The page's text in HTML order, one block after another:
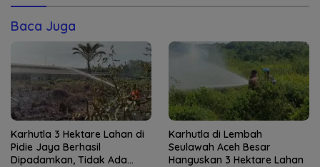
Baca Juga
Karhutla 3 Hektare Lahan di
Pidie Jaya Berhasil
Dipadamkan, Tidak Ada
Karhutla di Lembah
Seulawah Aceh Besar
Hanguskan 3 Hektare Lahan